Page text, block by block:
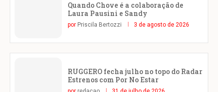
Quando Chove é a colaboração de
Laura Pausini e Sandy
por Priscila Bertozzi 3 de agosto de 2026
RUGGERO fecha julho no topo do Radar
Estrenos com Por No Estar